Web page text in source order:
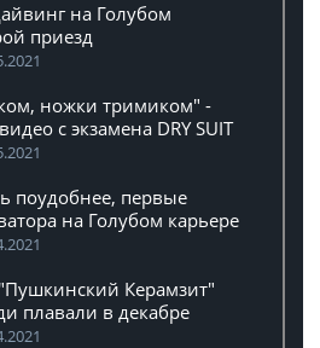
на Голубом
приезд
ножки тримиком" -
с экзамена DRY SUIT
поудобнее, первые
на Голубом карьере
Керамзит"
плавали в декабре